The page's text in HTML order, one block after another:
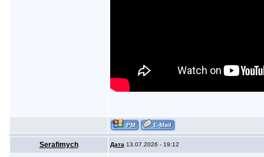
Serafimych Дата 13.07.2026 - 19:12